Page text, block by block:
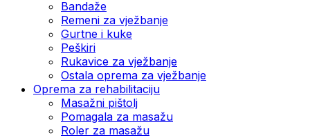
Bandaže
Remeni za vježbanje
Gurtne i kuke
Peškiri
Rukavice za vježbanje
Ostala oprema za vježbanje
Oprema za rehabilitaciju
Masažni pištolj
Pomagala za masažu
Roler za masažu